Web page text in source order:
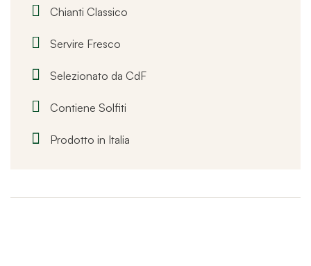
Chianti Classico
Servire Fresco
Selezionato da CdF
Contiene Solfiti
Prodotto in Italia